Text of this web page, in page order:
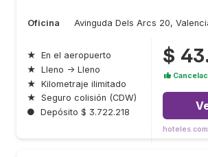
Oficina Avinguda Dels Arcs 20,
★ En el aeropuerto
★ Lleno → Lleno
★ Kilometraje ilimitado
★ Seguro colisión (CDW)
● Depósito $ 3.722.218
$
hoteles.com